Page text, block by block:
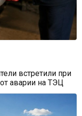
встретили при
аварии на ТЭЦ